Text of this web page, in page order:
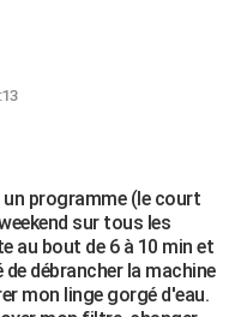
programme (le court
sur tous les
au bout de 6 à 10 min et
débrancher la machine
mon linge gorgé d'eau.